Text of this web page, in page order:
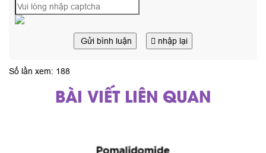
Gửi bình luận nhập lại
Số lần xem: 188
BÀI VIẾT LIÊN QUAN